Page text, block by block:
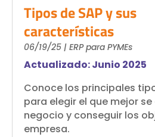
Tipos de SAP y sus
características
06/19/25 | ERP para PYMEs
Actualizado: Junio 2025
Conoce los principales
para elegir el que mejor
negocio y conseguir los
empresa.